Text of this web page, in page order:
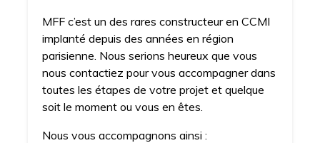
MFF c’est un des rares constructeur en CCMI
implanté depuis des années en région
parisienne. Nous serions heureux que vous
nous contactiez pour vous accompagner dans
toutes les étapes de votre projet et quelque
soit le moment ou vous en êtes.
Nous vous accompagnons ainsi :